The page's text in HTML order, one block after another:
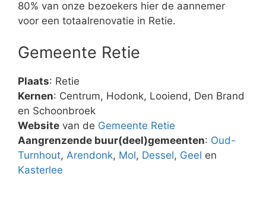
80% van onze bezoekers hier de aannemer
voor een totaalrenovatie in Retie.
Gemeente Retie
Plaats: Retie
Kernen: Centrum, Hodonk, Looiend, Den Brand
en Schoonbroek
Website van de Gemeente Retie
Aangrenzende buur(deel)gemeenten: Oud-
Turnhout, Arendonk, Mol, Dessel, Geel en
Kasterlee